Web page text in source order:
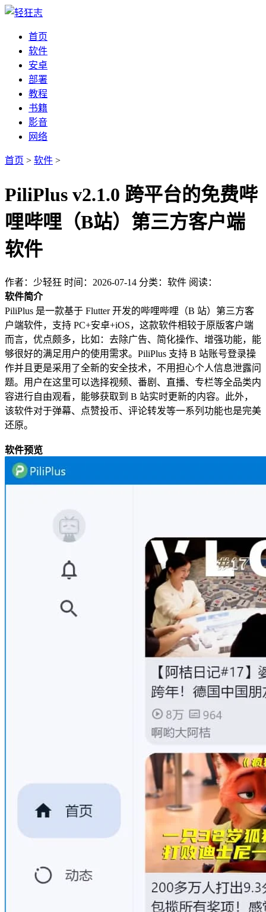
首页
软件
安卓
部署
教程
书籍
影音
网络
首页 > 软件 >
PiliPlus v2.1.0 跨平台的免费哔
哩哔哩（B站）第三方客户端
软件
作者：少轻狂 时间：2026-07-14 分类：软件 阅读：
软件简介
PiliPlus 是一款基于 Flutter 开发的哔哩哔哩（B 站）第三方客
户端软件，支持 PC+安卓+iOS，这款软件相较于原版客户端
而言，优点颇多，比如：去除广告、简化操作、增强功能，能
够很好的满足用户的使用需求。PiliPlus 支持 B 站账号登录操
作并且更是采用了全新的安全技术，不用担心个人信息泄露问
题。用户在这里可以选择视频、番剧、直播、专栏等全品类内
容进行自由观看，能够获取到 B 站实时更新的内容。此外，
该软件对于弹幕、点赞投币、评论转发等一系列功能也是完美
还原。
软件预览